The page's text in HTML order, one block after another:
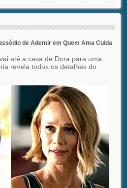
de Ademir em Quem Ama Cuida
até a casa de Dora para uma
revela todos os detalhes do